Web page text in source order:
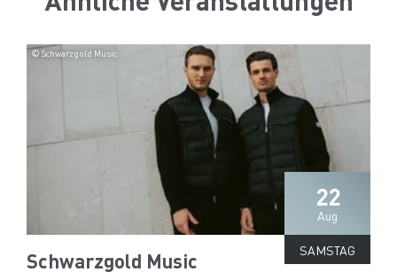
22
Aug
© Schwarzgold Music
SAMSTAG
Schwarzgold Music